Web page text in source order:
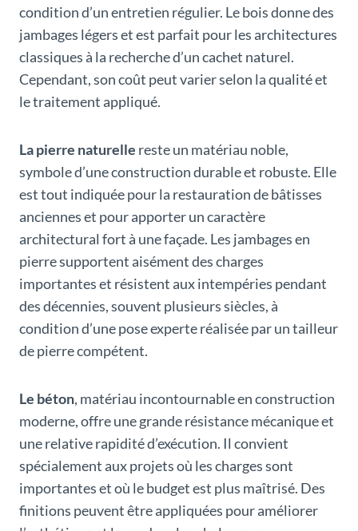
condition d’un entretien régulier. Le bois donne des
jambages légers et est parfait pour les architectures
classiques à la recherche d’un cachet naturel.
Cependant, son coût peut varier selon la qualité et
le traitement appliqué.
La pierre naturelle reste un matériau noble,
symbole d’une construction durable et robuste. Elle
est tout indiquée pour la restauration de bâtisses
anciennes et pour apporter un caractère
architectural fort à une façade. Les jambages en
pierre supportent aisément des charges
importantes et résistent aux intempéries pendant
des décennies, souvent plusieurs siècles, à
condition d’une pose experte réalisée par un tailleur
de pierre compétent.
Le béton, matériau incontournable en construction
moderne, offre une grande résistance mécanique et
une relative rapidité d’exécution. Il convient
spécialement aux projets où les charges sont
importantes et où le budget est plus maîtrisé. Des
finitions peuvent être appliquées pour améliorer